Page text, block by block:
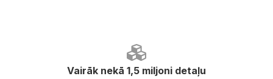
Vairāk nekā 1,5 miljoni detaļu